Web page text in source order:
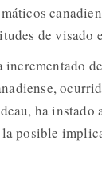
de visado
ha instado
posible